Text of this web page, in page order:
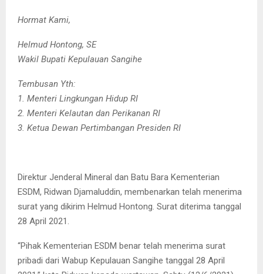
Hormat Kami,
Helmud Hontong, SE
Wakil Bupati Kepulauan Sangihe
Tembusan Yth:
1. Menteri Lingkungan Hidup RI
2. Menteri Kelautan dan Perikanan RI
3. Ketua Dewan Pertimbangan Presiden RI
Direktur Jenderal Mineral dan Batu Bara Kementerian
ESDM, Ridwan Djamaluddin, membenarkan telah menerima
surat yang dikirim Helmud Hontong. Surat diterima tanggal
28 April 2021.
“Pihak Kementerian ESDM benar telah menerima surat
pribadi dari Wabup Kepulauan Sangihe tanggal 28 April